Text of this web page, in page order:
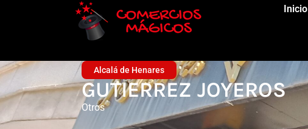
Inicio
Alcalá de Henares
GUTIERREZ JOYEROS
Otros